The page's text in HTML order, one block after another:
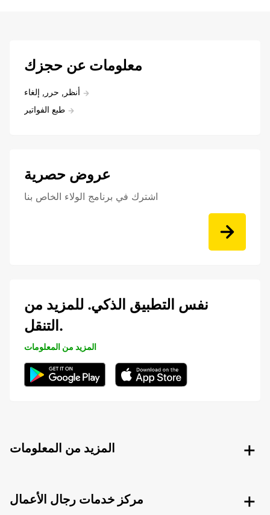
معلومات عن حجزك
أنظر, حرر, إلغاء
طبع الفواتير
عروض حصرية
اشترك في برنامج الولاء الخاص بنا
نفس التطبيق الذكي. للمزيد من
التنقل.
المزيد من المعلومات
المزيد من المعلومات
مركز خدمات رجال الأعمال